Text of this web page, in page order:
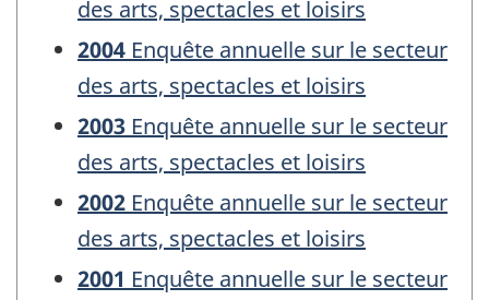
des arts, spectacles et loisirs
2004 Enquête annuelle sur le secteur
des arts, spectacles et loisirs
2003 Enquête annuelle sur le secteur
des arts, spectacles et loisirs
2002 Enquête annuelle sur le secteur
des arts, spectacles et loisirs
2001 Enquête annuelle sur le secteur